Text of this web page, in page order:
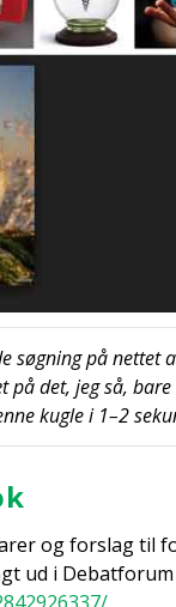
søg­ning på net­tet
det, jeg så,
kug­le i 1–2
og for­slag til
ud i Debat­forum